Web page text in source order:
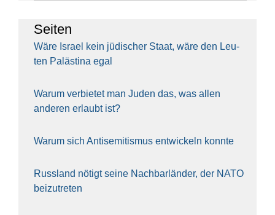
Sei­ten
Wäre Isra­el kein jüdi­scher Staat, wäre den Leu­
ten Paläs­ti­na egal
War­um ver­bie­tet man Juden das, was allen
ande­ren erlaubt ist?
War­um sich Anti­se­mi­tis­mus ent­wi­ckeln konn­te
Russ­land nötigt sei­ne Nach­bar­län­der, der NATO
bei­zu­tre­ten